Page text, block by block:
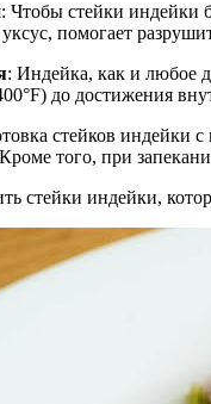
: Чтобы стейки индейки
помогает
: Индейка, как и любое
до достижения
стейков индейки
того, при
стейки индейки,